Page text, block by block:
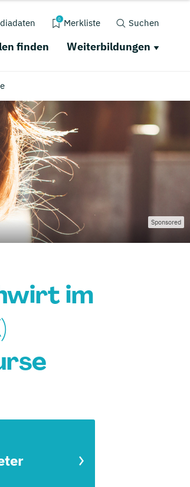
0 Merkliste Suchen
finden Weiterbildungen
Sponsored
im